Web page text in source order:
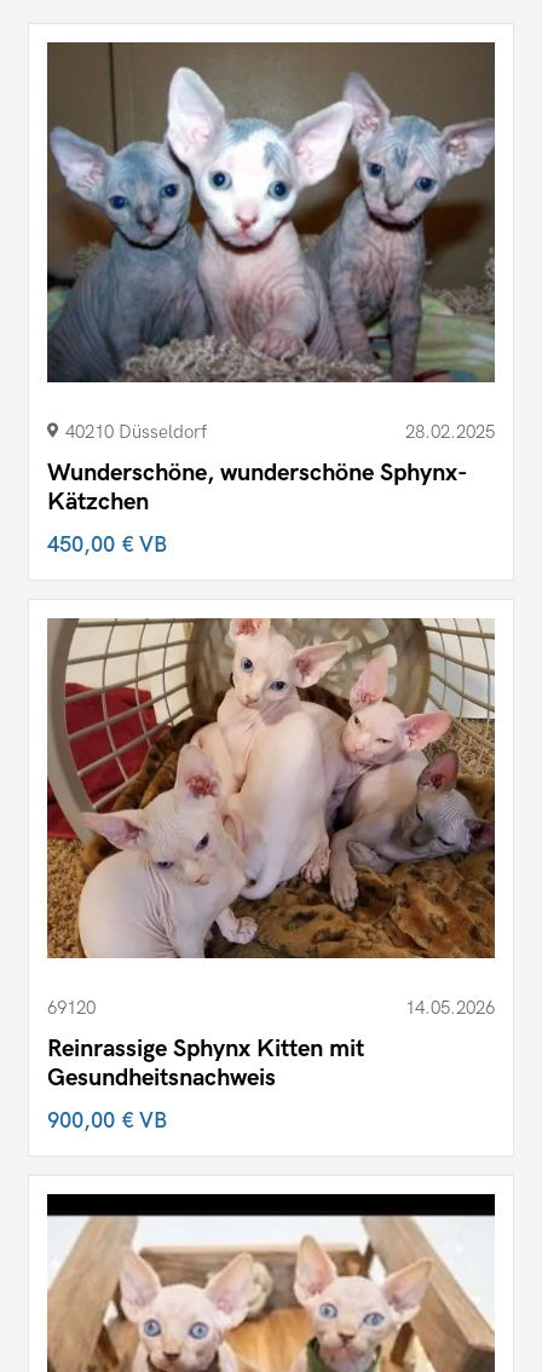
40210 Düsseldorf 28.02.2025
Wunderschöne, wunderschöne Sphynx-
Kätzchen
450,00 €VB
69120 14.05.2026
Reinrassige Sphynx Kitten mit
Gesundheitsnachweis
900,00 €VB